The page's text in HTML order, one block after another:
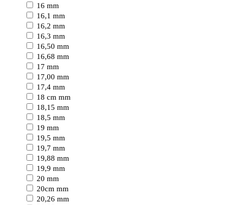
16 mm
16,1 mm
16,2 mm
16,3 mm
16,50 mm
16,68 mm
17 mm
17,00 mm
17,4 mm
18 cm mm
18,15 mm
18,5 mm
19 mm
19,5 mm
19,7 mm
19,88 mm
19,9 mm
20 mm
20cm mm
20,26 mm